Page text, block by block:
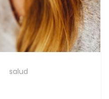
salud